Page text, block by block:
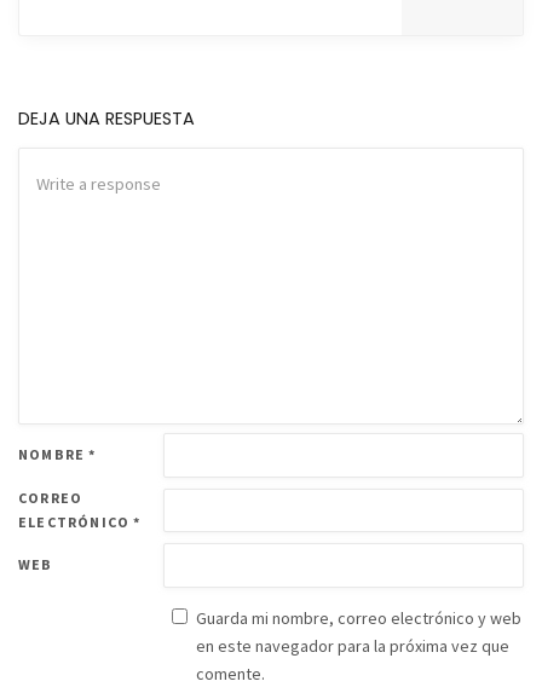
DEJA UNA RESPUESTA
NOMBRE*
CORREO
ELECTRÓNICO*
WEB
Guarda mi nombre, correo electrónico y web
en este navegador para la próxima vez que
comente.